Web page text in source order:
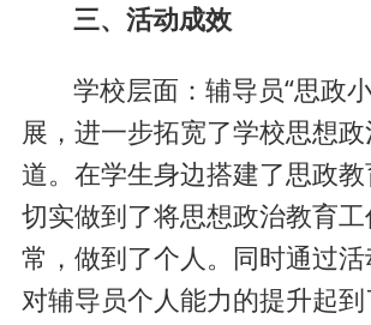
三、活动成效
学校层面：辅导员“思政
展，进一步拓宽了学校思想
道。在学生身边搭建了思政教
切实做到了将思想政治教育工
常，做到了个人。同时通过活
对辅导员个人能力的提升起